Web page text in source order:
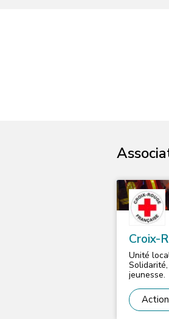
Croix-
les-
Unité
jeunesse.